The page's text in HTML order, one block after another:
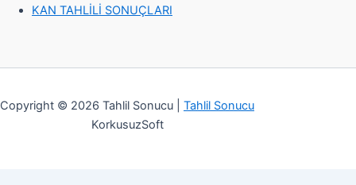
KAN TAHLİLİ SONUÇLARI
Copyright © 2026 Tahlil Sonucu | Tahlil Sonucu
KorkusuzSoft